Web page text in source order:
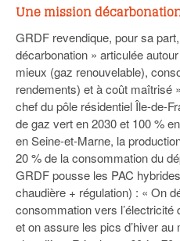
Une mission
GRDF revendique, pour sa
décarbonation » articulée
mieux (gaz renouvelable),
rendements) et à coût maîtrisé
chef du pôle résidentiel Île-de-
de gaz vert en 2030 et 100 %
en Seine-et-Marne, la
20 % de la consommation du
GRDF pousse les PAC
chaudière + régulation) : « On
consommation vers l’électricité
et on assure les pics d’hiver